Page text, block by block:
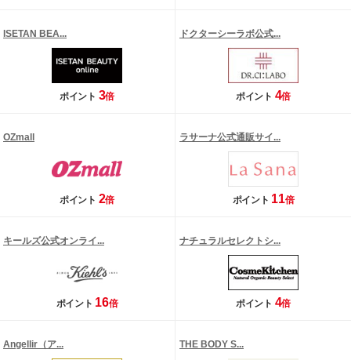
ISETAN BEA...
ポイント 3倍
ドクターシーラボ公式...
ポイント 4倍
OZmall
ポイント 2倍
ラサーナ公式通販サイ...
ポイント 11倍
キールズ公式オンライ...
ポイント 16倍
ナチュラルセレクトシ...
ポイント 4倍
Angellir（ア... THE BODY S...